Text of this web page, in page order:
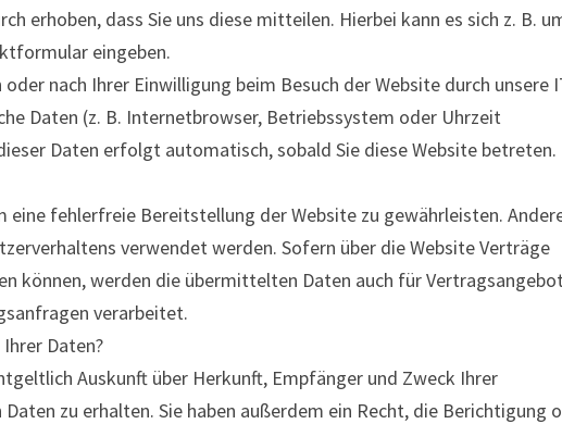
erhoben, dass Sie uns diese mitteilen. Hierbei kann es sich z. B.
eingeben.
nach Ihrer Einwilligung beim Besuch der Website durch unsere
Daten (z. B. Internetbrowser, Betriebssystem oder Uhrzeit
Daten erfolgt automatisch, sobald Sie diese Website betreten.
eine fehlerfreie Bereitstellung der Website zu gewährleisten.
verwendet werden. Sofern über die Website Verträge
können, werden die übermittelten Daten auch für
verarbeitet.
Daten?
Auskunft über Herkunft, Empfänger und Zweck Ihrer
zu erhalten. Sie haben außerdem ein Recht, die Berichtigung